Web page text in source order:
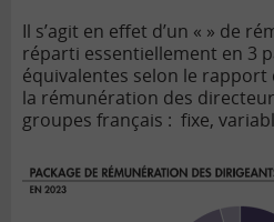
Il s’agit en effet d’un « » de
réparti essentiellement en 3
équivalentes selon le rapport
la rémunération des
groupes français : fixe,